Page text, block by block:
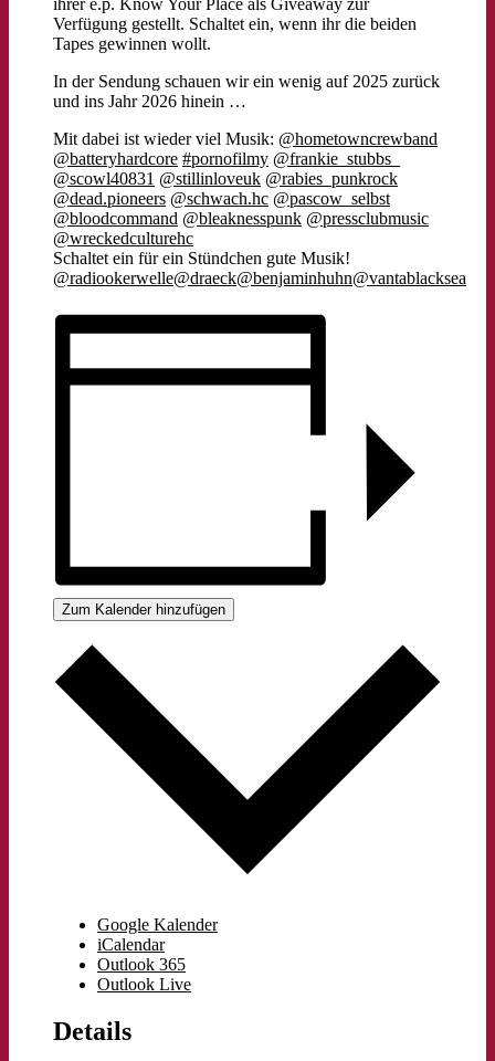
Verfügung gestellt. Schaltet ein, wenn ihr die beiden
Tapes gewinnen wollt.
In der Sendung schauen wir ein wenig auf 2025 zurück
und ins Jahr 2026 hinein …
Mit dabei ist wieder viel Musik: @hometowncrewband
@batteryhardcore #pornofilmy @frankie_stubbs_
@scowl40831 @stillinloveuk @rabies_punkrock
@dead.pioneers @schwach.hc @pascow_selbst
@bloodcommand @bleaknesspunk @pressclubmusic
@wreckedculturehc
Schaltet ein für ein Stündchen gute Musik!
@radiookerwelle@draeck@benjaminhuhn@vantablacksea
Zum Kalender hinzufügen
Google Kalender
iCalendar
Outlook 365
Outlook Live
Details